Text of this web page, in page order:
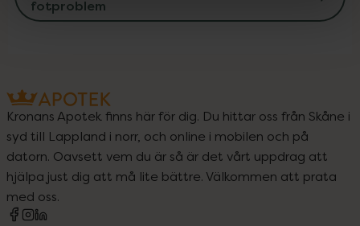
fotproblem
Kronans Apotek finns här för dig. Du hittar oss från Skåne i
syd till Lappland i norr, och online i mobilen och på
datorn. Oavsett vem du är så är det vårt uppdrag att
hjälpa just dig att må lite bättre. Välkommen att prata
med oss.